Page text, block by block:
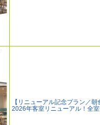
【リニューアル記念プラン／朝
2026年客室リニューアル！全